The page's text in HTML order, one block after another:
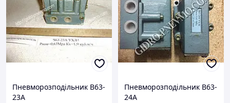
Пневморозподільник В63-
23А
Пневморозподільник В63-
24А